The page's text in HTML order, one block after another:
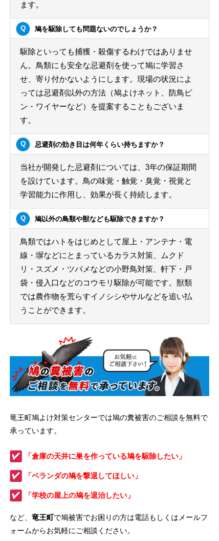
ます。
鳩を駆除しても問題ないのでしょうか？
駆除といっても捕獲・殺傷するわけではありませ
ん。鳥類にも安全な忌避剤を使って鳩に学習さ
せ、寄り付かないようにします。現場の状況によ
っては忌避剤以外の方法（鳩よけネット、防鳥ピ
ン・ワイヤーなど）を提案することもございま
す。
忌避剤の効き目は何年くらい持ちますか？
当社が開発した忌避剤については、3年の保証期間
を設けています。鳥の味覚・触覚・臭覚・視覚と
学習能力に作用し、効果が長く持続します。
鳩以外の鳥類や獣なども駆除できますか？
鳥類ではハトをはじめとして屋上・アンテナ・電
線・塀などにとまっているカラス対策、ムクド
リ・スズメ・ツバメなどの小野鳥対策、軒下・戸
袋・侵入口などのコウモリ駆除が可能です。獣類
では農作物を荒らすイノシシやサルなどを追い払
うことができます。
竜王町鳩よけ対策センターでは鳩の糞被害のご相談を無料で
承っています。
「倉庫の天井に巣を作っている鳩を駆除したい」
「ベランダの鳩を撃退してほしい」
「学校の屋上の鳩を退治したい」
など、 竜王町で鳩被害でお困りの方は電話もしくはメールフ
ォームからお気軽にご相談ください。